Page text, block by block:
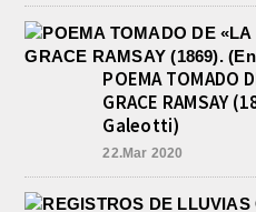
POEMA TOMADO
GRACE RAMSAY
Galeotti)
22.Mar 2020